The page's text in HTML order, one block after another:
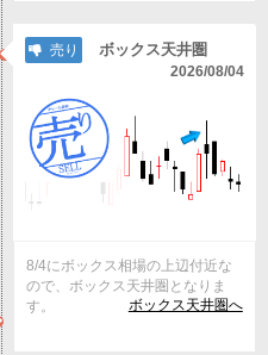
売り ボックス天井圏
2026/08/04
8/4にボックス相場の上辺付近な
ので、ボックス天井圏となりま
す。
ボックス天井圏へ